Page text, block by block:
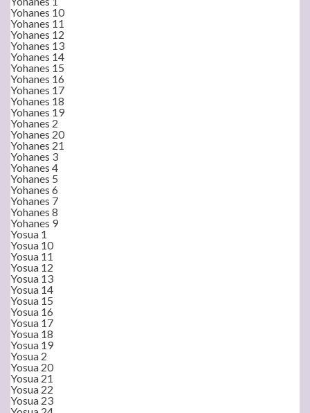
Yohanes 10
Yohanes 11
Yohanes 12
Yohanes 13
Yohanes 14
Yohanes 15
Yohanes 16
Yohanes 17
Yohanes 18
Yohanes 19
Yohanes 2
Yohanes 20
Yohanes 21
Yohanes 3
Yohanes 4
Yohanes 5
Yohanes 6
Yohanes 7
Yohanes 8
Yohanes 9
Yosua 1
Yosua 10
Yosua 11
Yosua 12
Yosua 13
Yosua 14
Yosua 15
Yosua 16
Yosua 17
Yosua 18
Yosua 19
Yosua 2
Yosua 20
Yosua 21
Yosua 22
Yosua 23